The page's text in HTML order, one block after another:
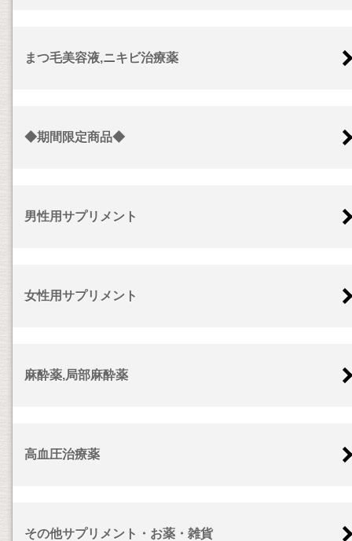
まつ毛美容液,ニキビ治療薬
◆期間限定商品◆
男性用サプリメント
女性用サプリメント
麻酔薬,局部麻酔薬
高血圧治療薬
その他サプリメント・お薬・雑貨